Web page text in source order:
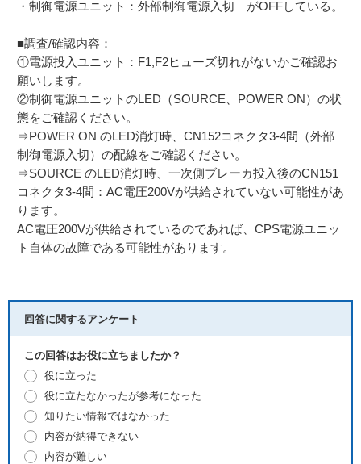
・制御電源ユニット：外部制御電源入切 がOFFしている。
■調査/確認内容：
①電源投入ユニット：F1,F2ヒューズ切れがないかご確認お
願いします。
②制御電源ユニットのLED（SOURCE、POWER ON）の状
態をご確認ください。
⇒POWER ON のLED消灯時、CN152コネクタ3-4間（外部
制御電源入切）の配線をご確認ください。
⇒SOURCE のLED消灯時、一次側ブレーカ投入後のCN151
コネクタ3-4間：AC電圧200Vが供給されていない可能性があ
ります。
AC電圧200Vが供給されているのであれば、CPS電源ユニッ
ト自体の故障である可能性があります。
回答に関するアンケート
この回答はお役に立ちましたか？
役に立った
役に立たなかったが参考になった
知りたい情報ではなかった
内容が納得できない
内容が難しい